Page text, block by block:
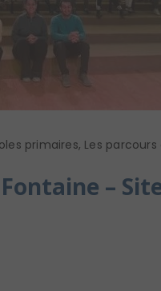
primaires, Les
–